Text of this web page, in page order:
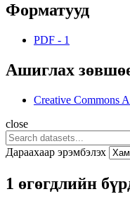
Форматууд
PDF - 1
Ашиглах
Creative Commons
close
Дараахаар эрэмбэлэх
1 өгөгдлийн